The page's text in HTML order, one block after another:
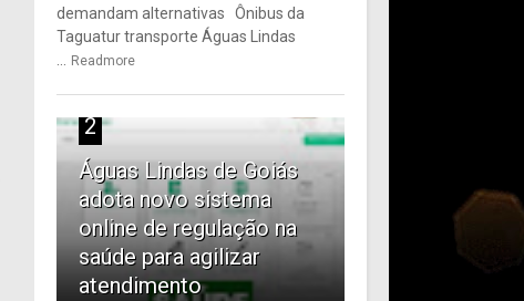
demandam alternativas Ônibus da
Taguatur transporte Águas Lindas
Readmore
2
Águas Lindas de Goiás
adota novo sistema
online de regulação na
saúde para agilizar
atendimento